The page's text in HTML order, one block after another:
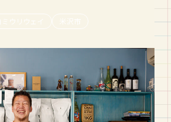
ヨミウリウェイ 米沢市